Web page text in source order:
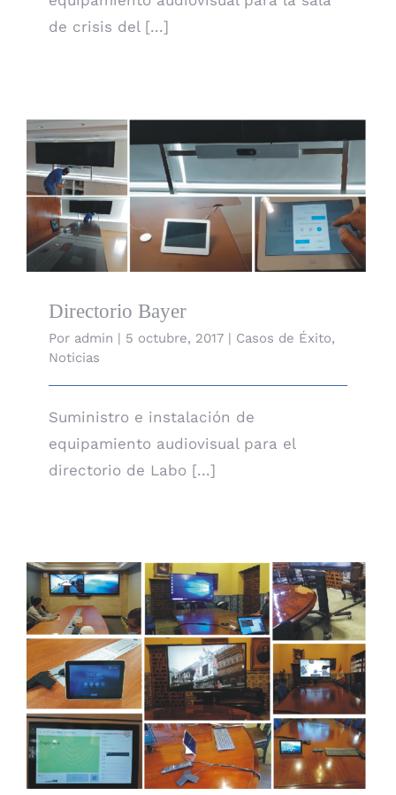
de crisis del [...]
Directorio Bayer
Directorio Bayer
Por admin | 5 octubre, 2017 | Casos de Éxito,
Noticias
Suministro e instalación de
equipamiento audiovisual para el
directorio de Labo [...]
Salas de Videoconferencia Ministerio de Relaciones
Exteriores